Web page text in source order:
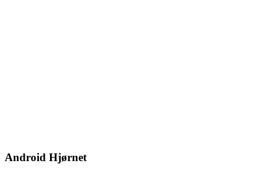
Android Hjørnet